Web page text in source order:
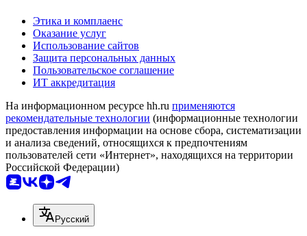
Этика и комплаенс
Оказание услуг
Использование сайтов
Защита персональных данных
Пользовательское соглашение
ИТ аккредитация
На информационном ресурсе hh.ru применяются
рекомендательные технологии (информационные технологии
предоставления информации на основе сбора, систематизации
и анализа сведений, относящихся к предпочтениям
пользователей сети «Интернет», находящихся на территории
Российской Федерации)
Русский